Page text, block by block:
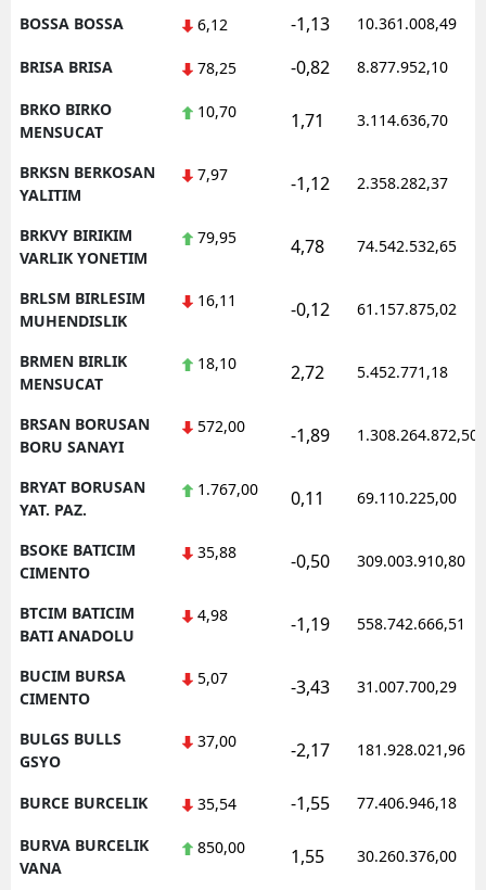
BOSSA BOSSA 6,12 -1,13 10.361.008,49
BRISA BRISA 78,25 -0,82 8.877.952,10
BRKO BIRKO
MENSUCAT
10,70 1,71 3.114.636,70
BRKSN BERKOSAN
YALITIM
7,97 -1,12 2.358.282,37
BRKVY BIRIKIM
VARLIK YONETIM
79,95 4,78 74.542.532,65
BRLSM BIRLESIM
MUHENDISLIK
16,11 -0,12 61.157.875,02
BRMEN BIRLIK
MENSUCAT
18,10 2,72 5.452.771,18
BRSAN BORUSAN
BORU SANAYI
572,00 -1,89 1.308.264.872,50
BRYAT BORUSAN
YAT. PAZ.
1.767,00 0,11 69.110.225,00
BSOKE BATICIM
CIMENTO
35,88 -0,50 309.003.910,80
BTCIM BATICIM
BATI ANADOLU
4,98 -1,19 558.742.666,51
BUCIM BURSA
CIMENTO
5,07 -3,43 31.007.700,29
BULGS BULLS
GSYO
37,00 -2,17 181.928.021,96
BURCE BURCELIK 35,54 -1,55 77.406.946,18
BURVA BURCELIK
VANA
850,00 1,55 30.260.376,00